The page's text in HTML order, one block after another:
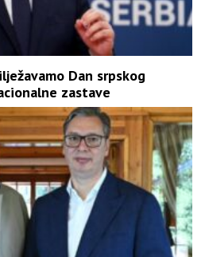
Dan srpskog
zastave